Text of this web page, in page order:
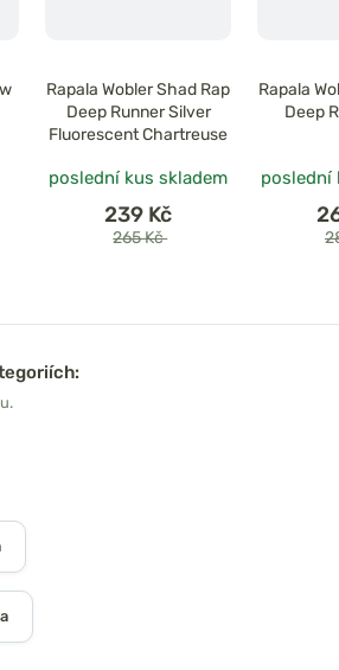
Rapala Wobler Shad Rap
Deep Runner Silver
Fluorescent Chartreuse
poslední kus skladem
239 Kč
265 Kč
Rapala
Deep
poslední